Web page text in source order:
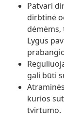
Patvari
dirbtinė
dėmėms,
Lygus
gali būti
kurios
tvirtumo.